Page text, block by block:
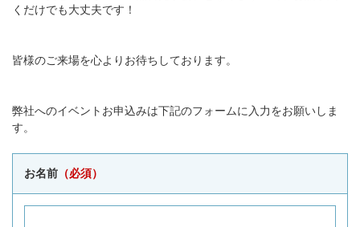
くだけでも大丈夫です！
皆様のご来場を心よりお待ちしております。
弊社へのイベントお申込みは下記のフォームに入力をお願いしま
す。
お名前 （必須）